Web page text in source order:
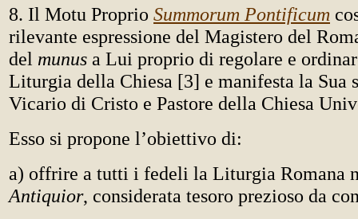
8. Il Motu Proprio Summorum Pontificum
rilevante espressione del Magistero del
del munus a Lui proprio di regolare e
Liturgia della Chiesa [3] e manifesta la Sua
Vicario di Cristo e Pastore della Chiesa
Esso si propone l’obiettivo di:
a) offrire a tutti i fedeli la Liturgia Romana
Antiquior, considerata tesoro prezioso da